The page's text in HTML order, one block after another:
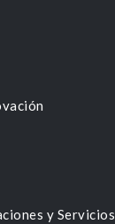
y Servicios